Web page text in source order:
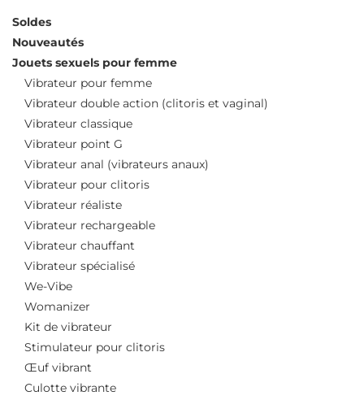
Soldes
Nouveautés
Jouets sexuels pour femme
Vibrateur pour femme
Vibrateur double action (clitoris et vaginal)
Vibrateur classique
Vibrateur point G
Vibrateur anal (vibrateurs anaux)
Vibrateur pour clitoris
Vibrateur réaliste
Vibrateur rechargeable
Vibrateur chauffant
Vibrateur spécialisé
We-Vibe
Womanizer
Kit de vibrateur
Stimulateur pour clitoris
Œuf vibrant
Culotte vibrante